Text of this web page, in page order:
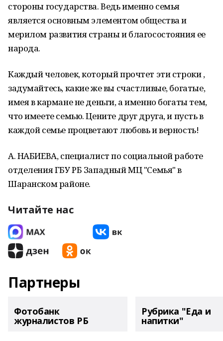
стороны государства. Ведь именно семья
является основным элементом общества и
мерилом развития страны и благосостояния ее
народа.
Каждый человек, который прочтет эти строки ,
задумайтесь, какие же вы счастливые, богатые,
имея в кармане не деньги, а именно богаты тем,
что имеете семью. Цените друг друга, и пусть в
каждой семье процветают любовь и верность!
А. НАБИЕВА, специалист по социальной работе
отделения ГБУ РБ Западный МЦ "Семья" в
Шаранском районе.
Читайте нас
Партнеры
Фотобанк
журналистов РБ
Рубрика "Еда и
напитки"